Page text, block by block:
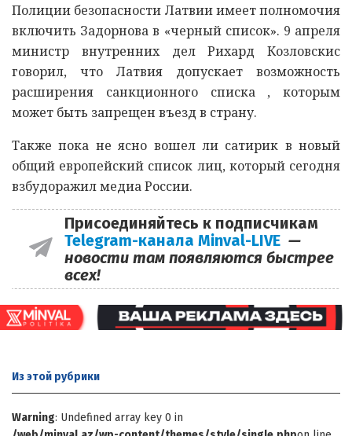
Полиции безопасности Латвии имеет полномочия
включить Задорнова в «черный список». 9 апреля
министр внутренних дел Рихард Козловскис
говорил, что Латвия допускает возможность
расширения санкционного списка , которым
может быть запрещен въезд в страну.
Также пока не ясно вошел ли сатирик в новый
общий европейский список лиц, который сегодня
взбудоражил медиа России.
Присоединяйтесь к подписчикам
Telegram-канала Minval-LIVE —
новости там появляются быстрее
всех!
Из этой рубрики
Warning: Undefined array key 0 in